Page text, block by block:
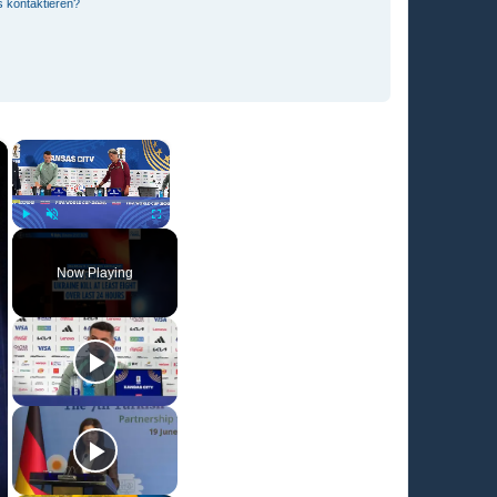
kontaktieren?
×
Play Unmute Fullscreen
Now Playing